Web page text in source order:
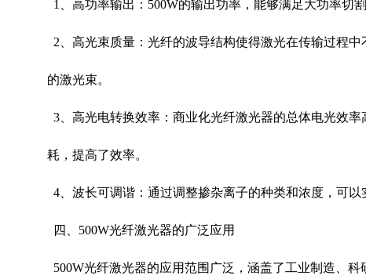
1 、高功率输出： 500W的输出功率，能够满足大功率切
2 、高光束质量：光纤的波导结构使得激光在传输过程
的激光束。
3、高光电转换效率：商业化光纤激光器的总体电光效率
耗，提高了效率。
4、波长可调谐：通过调整掺杂离子的种类和浓度，可
四、 500W光纤激光器的广泛应用
500W光纤激光器的应用范围广泛，涵盖了工业制造、科